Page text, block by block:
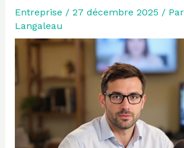
Entreprise / 27 décembre 2025 / Par
Langaleau